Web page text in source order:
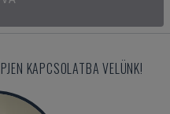
KAPCSOLATBA VELÜNK!